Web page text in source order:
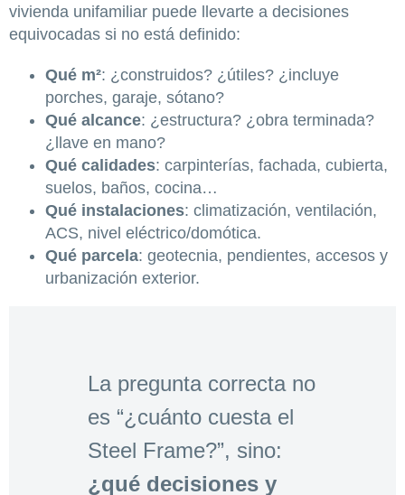
vivienda unifamiliar puede llevarte a decisiones
equivocadas si no está definido:
Qué m²: ¿construidos? ¿útiles? ¿incluye
porches, garaje, sótano?
Qué alcance: ¿estructura? ¿obra terminada?
¿llave en mano?
Qué calidades: carpinterías, fachada, cubierta,
suelos, baños, cocina…
Qué instalaciones: climatización, ventilación,
ACS, nivel eléctrico/domótica.
Qué parcela: geotecnia, pendientes, accesos y
urbanización exterior.
La pregunta correcta no
es “¿cuánto cuesta el
Steel Frame?”, sino:
¿qué decisiones y